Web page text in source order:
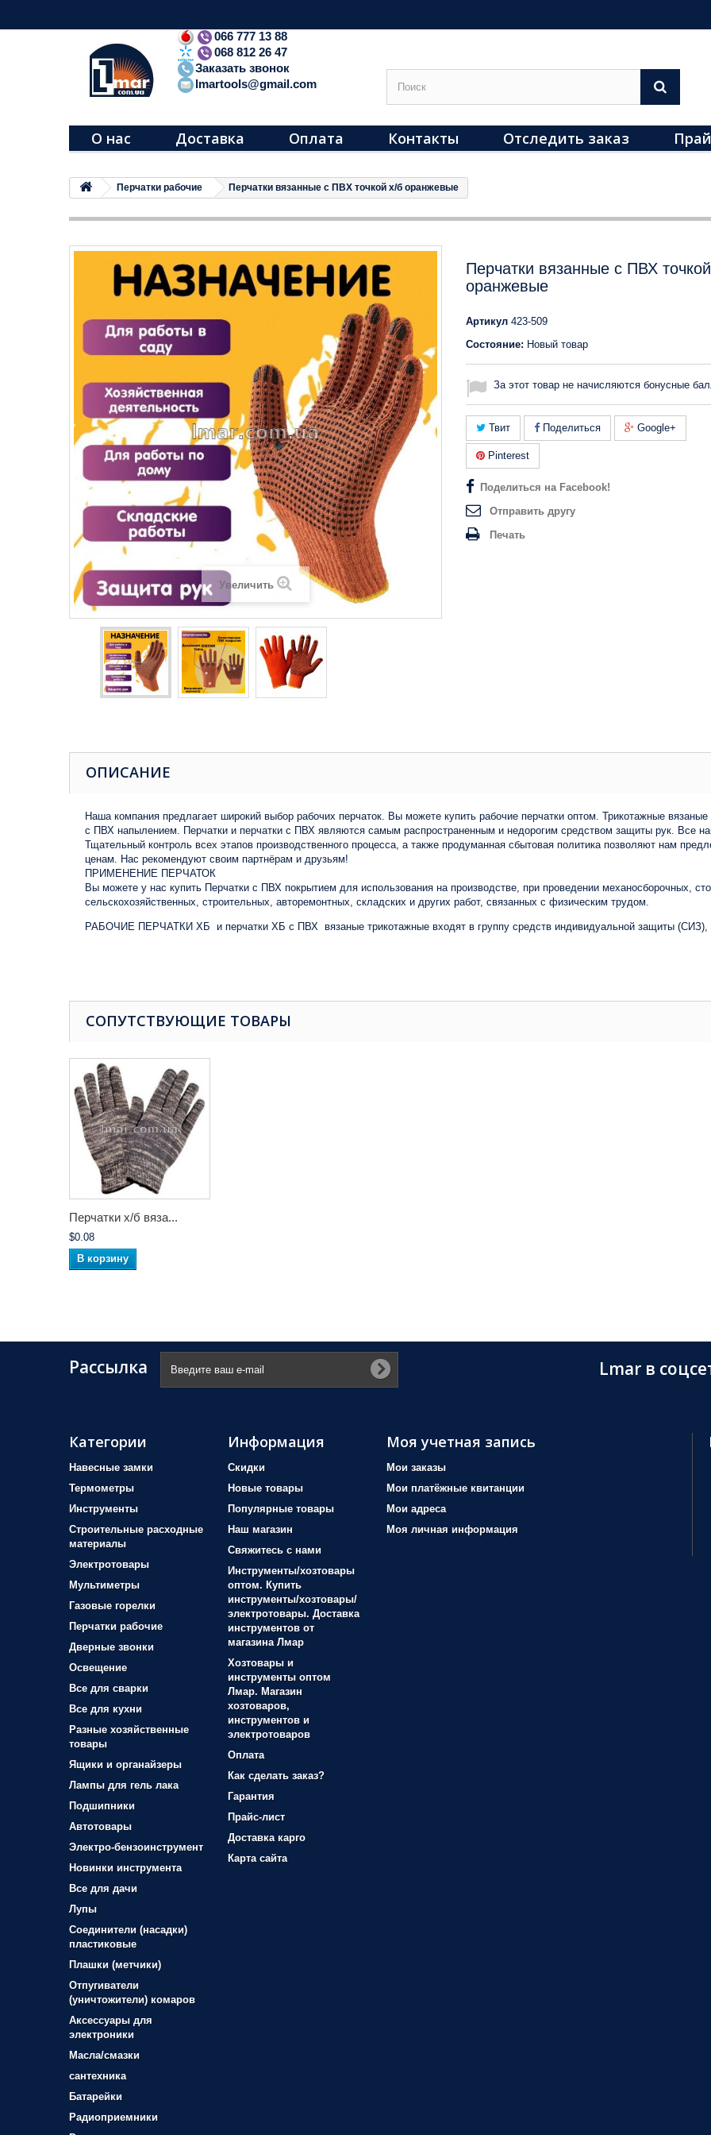
066 777 13 88
068 812 26 47
Заказать звонок
lmartools@gmail.com
О нас Доставка Оплата Контакты Отследить заказ
Перчатки рабочие Перчатки вязанные с ПВХ точкой х/б оранжевые
Увеличить
Перчатки вязанные с ПВХ
оранжевые
Артикул 423-509
Состояние: Новый товар
За этот товар не начисляются бонусные
Твит Поделиться Google+
Pinterest
Поделиться на Facebook!
Отправить другу
Печать
ОПИСАНИЕ
Наша компания предлагает широкий выбор рабочих перчаток. Вы можете купить рабочие перчатки оптом. Трикотажные
с ПВХ напылением. Перчатки и перчатки с ПВХ являются самым распространенным и недорогим средством защиты рук. Все
Тщательный контроль всех этапов производственного процесса, а также продуманная сбытовая политика позволяют нам
ценам. Нас рекомендуют своим партнёрам и друзьям!
ПРИМЕНЕНИЕ ПЕРЧАТОК
Вы можете у нас купить Перчатки с ПВХ покрытием для использования на производстве, при проведении механосборочных,
сельскохозяйственных, строительных, авторемонтных, складских и других работ, связанных с физическим трудом.
РАБОЧИЕ ПЕРЧАТКИ ХБ и перчатки ХБ с ПВХ вязаные трикотажные входят в группу средств индивидуальной защиты (СИЗ),
СОПУТСТВУЮЩИЕ ТОВАРЫ
Перчатки х/б вяза...
$0.08
В корзину
Рассылка Lmar в
Категории
Навесные замки
Термометры
Инструменты
Строительные расходные
материалы
Электротовары
Мультиметры
Газовые горелки
Перчатки рабочие
Дверные звонки
Освещение
Все для сварки
Все для кухни
Разные хозяйственные
товары
Ящики и органайзеры
Лампы для гель лака
Подшипники
Автотовары
Электро-бензоинструмент
Новинки инструмента
Все для дачи
Лупы
Соединители (насадки)
пластиковые
Плашки (метчики)
Отпугиватели
(уничтожители) комаров
Аксессуары для
электроники
Масла/смазки
сантехника
Батарейки
Радиоприемники
Информация
Скидки
Новые товары
Популярные товары
Наш магазин
Свяжитесь с нами
Инструменты/хозтовары
оптом. Купить
инструменты/хозтовары/
электротовары. Доставка
инструментов от
магазина Лмар
Хозтовары и
инструменты оптом
Лмар. Магазин
хозтоваров,
инструментов и
электротоваров
Оплата
Как сделать заказ?
Гарантия
Прайс-лист
Доставка карго
Карта сайта
Моя учетная запись
Мои заказы
Мои платёжные квитанции
Мои адреса
Моя личная информация